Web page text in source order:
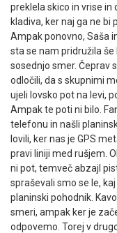
preklela skico in vrise in
kladiva, ker naj ga ne bi
Ampak ponovno, Saša
sta se nam pridružila
sosednjo smer. Čeprav
odločili, da s skupnimi
ujeli lovsko pot na levi,
Ampak te poti ni bilo.
telefonu in našli
lovili, ker nas je GPS
pravi liniji med rušjem.
ni pot, temveč abzajl
spraševali smo se le,
planinski pohodnik.
smeri, ampak ker je
odpovemo. Torej v